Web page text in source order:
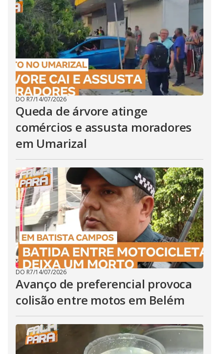
DO R7/14/07/2026
Queda de árvore atinge
comércios e assusta moradores
em Umarizal
DO R7/14/07/2026
Avanço de preferencial provoca
colisão entre motos em Belém